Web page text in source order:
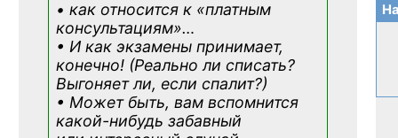
• как относится к «платным
консультациям»…
• И как экзамены принимает,
конечно! (Реально ли списать?
Выгоняет ли, если спалит?)
• Может быть, вам вспомнится
какой-нибудь забавный